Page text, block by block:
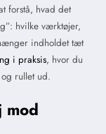
forstå, hvad det
hvilke værktøjer,
indholdet tæt
i praksis, hvor du
rullet ud.
mod